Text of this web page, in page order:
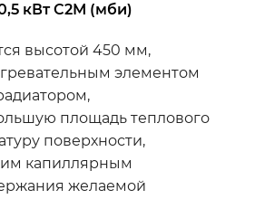
кВт С2М (мби)
высотой 450 мм,
элементом
площадь теплового
поверхности,
капиллярным
желаемой